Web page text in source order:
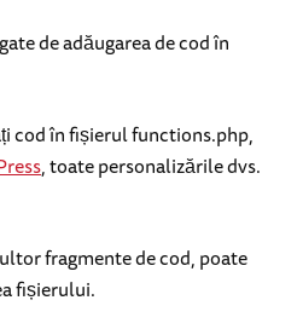
de adăugarea de cod în
cod în fișierul functions.php,
, toate personalizările dvs.
fragmente de cod, poate
fișierului.